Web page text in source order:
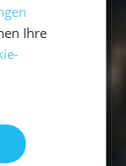
Expertin
und
Blog
fundierte
Wasser.
Ihre